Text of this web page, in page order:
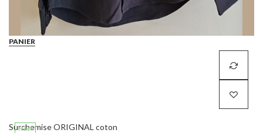
PANIER
Surchemise ORIGINAL coton
Neuf